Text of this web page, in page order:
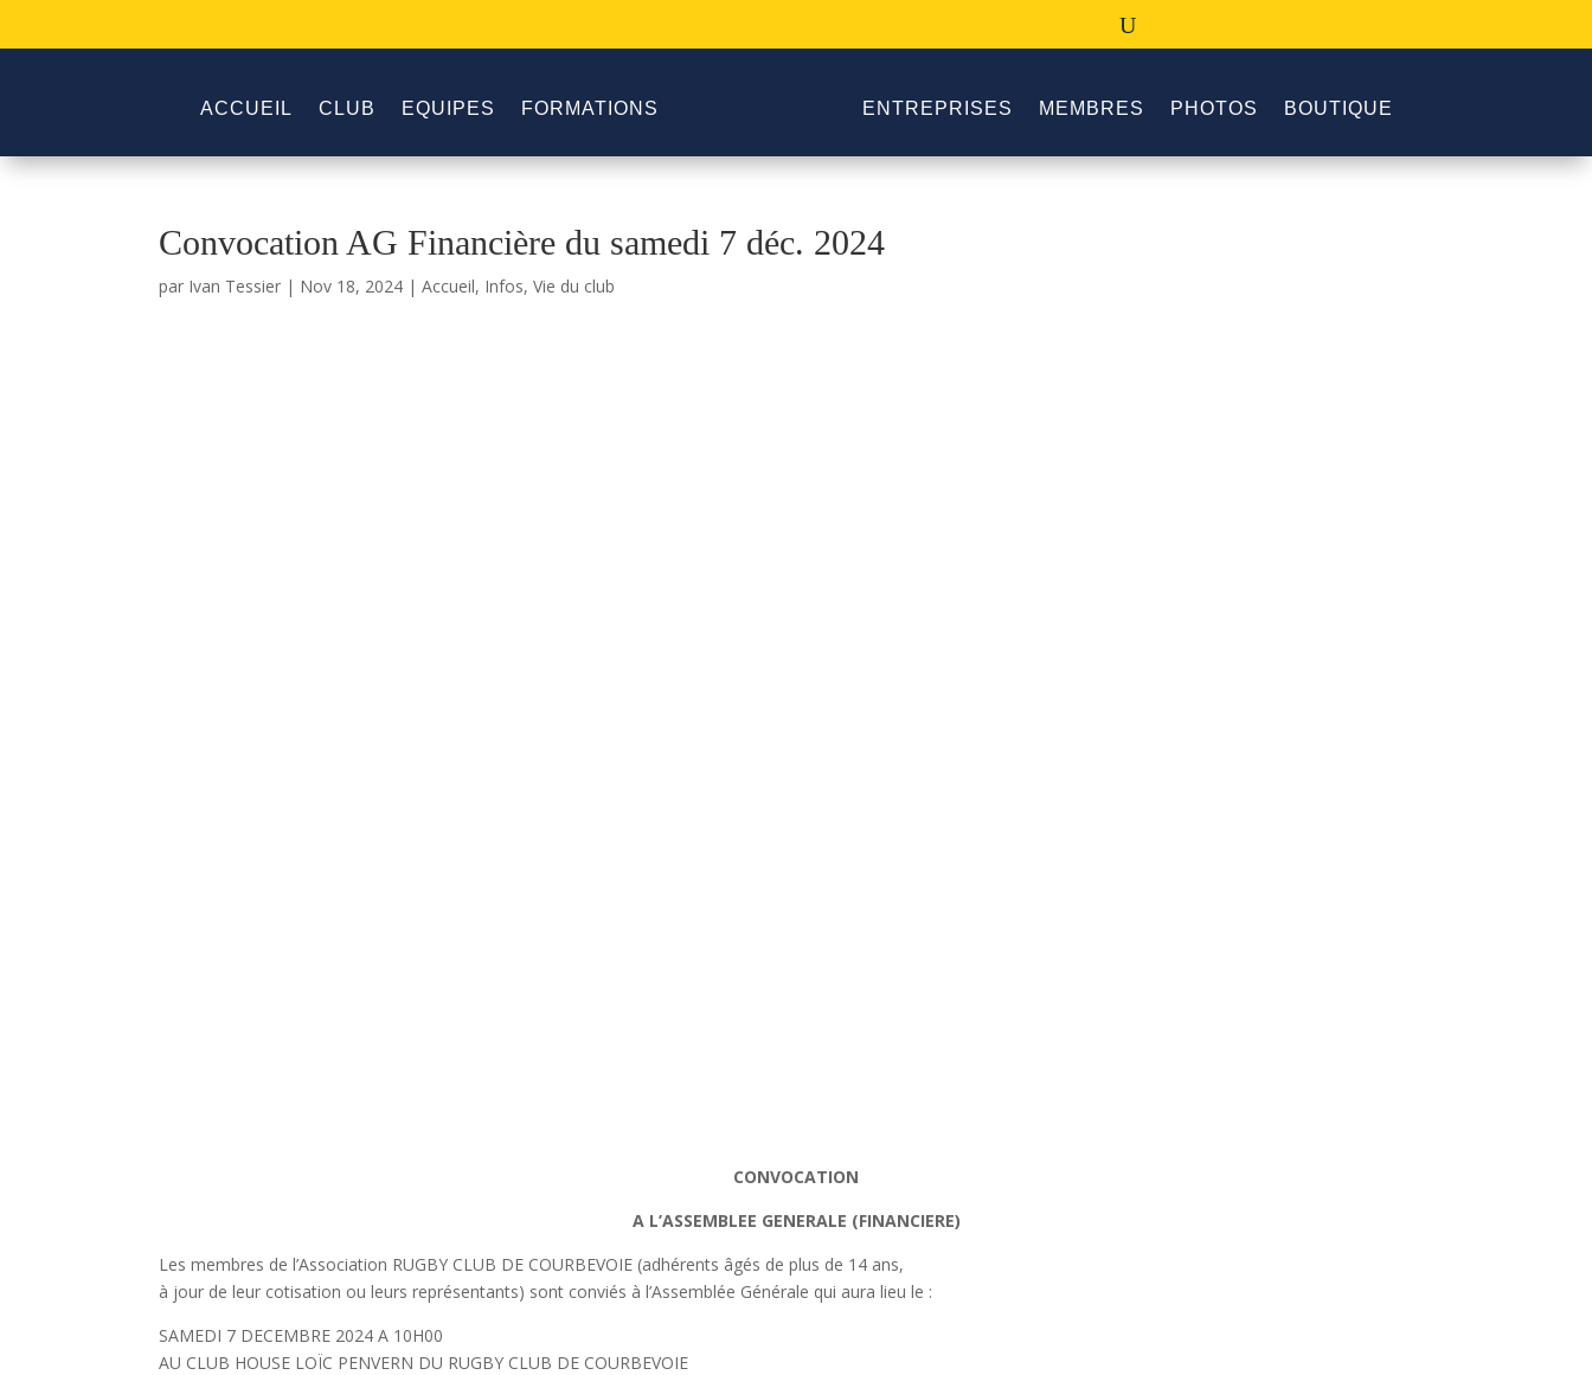
ACCUEIL CLUB EQUIPES FORMATIONS ENTREPRISES MEMBRES PHOTOS BOUTIQUE
Convocation AG Financière du samedi 7 déc. 2024
par Ivan Tessier | Nov 18, 2024 |Accueil, Infos,Vie du club
CONVOCATION
A L’ASSEMBLEE GENERALE (FINANCIERE)
Les membres de l’Association RUGBY CLUB DE COURBEVOIE (adhérents âgés de plus de 14 ans,
à jour de leur cotisation ou leurs représentants) sont conviés à l’Assemblée Générale qui aura lieu le :
SAMEDI 7 DECEMBRE 2024 A 10H00
AU CLUB HOUSE LOÏC PENVERN DU RUGBY CLUB DE COURBEVOIE